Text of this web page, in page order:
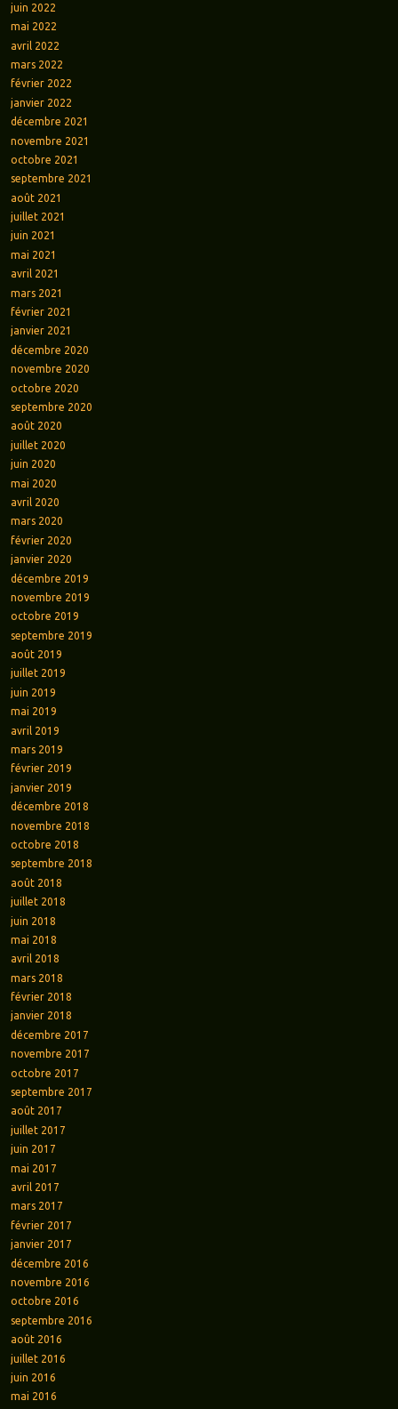
juin 2022
mai 2022
avril 2022
mars 2022
février 2022
janvier 2022
décembre 2021
novembre 2021
octobre 2021
septembre 2021
août 2021
juillet 2021
juin 2021
mai 2021
avril 2021
mars 2021
février 2021
janvier 2021
décembre 2020
novembre 2020
octobre 2020
septembre 2020
août 2020
juillet 2020
juin 2020
mai 2020
avril 2020
mars 2020
février 2020
janvier 2020
décembre 2019
novembre 2019
octobre 2019
septembre 2019
août 2019
juillet 2019
juin 2019
mai 2019
avril 2019
mars 2019
février 2019
janvier 2019
décembre 2018
novembre 2018
octobre 2018
septembre 2018
août 2018
juillet 2018
juin 2018
mai 2018
avril 2018
mars 2018
février 2018
janvier 2018
décembre 2017
novembre 2017
octobre 2017
septembre 2017
août 2017
juillet 2017
juin 2017
mai 2017
avril 2017
mars 2017
février 2017
janvier 2017
décembre 2016
novembre 2016
octobre 2016
septembre 2016
août 2016
juillet 2016
juin 2016
mai 2016